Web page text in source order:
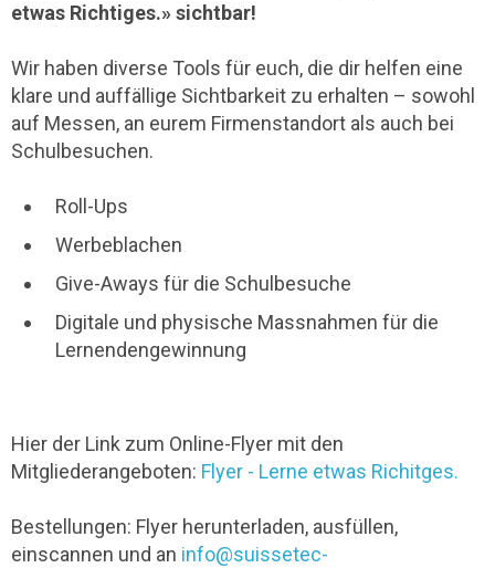
etwas Richtiges.» sichtbar!
Wir haben diverse Tools für euch, die dir helfen eine
klare und auffällige Sichtbarkeit zu erhalten – sowohl
auf Messen, an eurem Firmenstandort als auch bei
Schulbesuchen.
Roll-Ups
Werbeblachen
Give-Aways für die Schulbesuche
Digitale und physische Massnahmen für die
Lernendengewinnung
Hier der Link zum Online-Flyer mit den
Mitgliederangeboten: Flyer - Lerne etwas Richitges.
Bestellungen: Flyer herunterladen, ausfüllen,
einscannen und an info@suissetec-